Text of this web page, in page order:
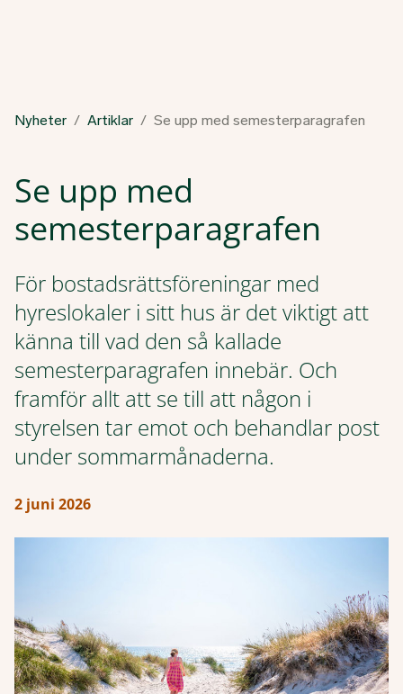
Nyheter Artiklar Se upp med semesterparagrafen
Se upp med
semesterparagrafen
För bostadsrättsföreningar med
hyreslokaler i sitt hus är det viktigt att
känna till vad den så kallade
semesterparagrafen innebär. Och
framför allt att se till att någon i
styrelsen tar emot och behandlar post
under sommarmånaderna.
2 juni 2026